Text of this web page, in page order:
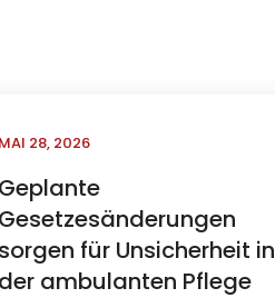
MAI 28, 2026
Geplante
Gesetzesänderungen
sorgen für Unsicherheit in
der ambulanten Pflege